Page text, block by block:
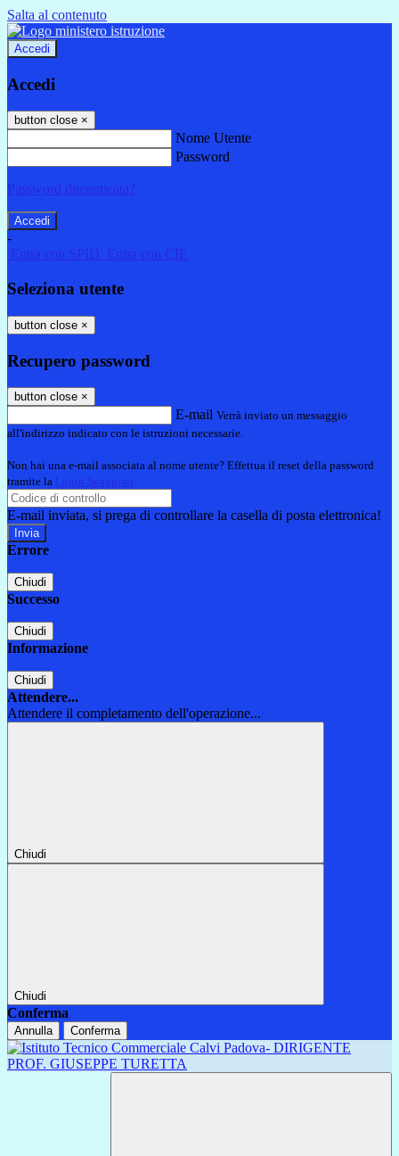
Salta al contenuto
Accedi
Accedi
button close ×
Nome Utente
Password
Password dimenticata?
-
Entra con SPID
Entra con CIE
Seleziona utente
button close ×
Recupero password
button close ×
E-mail Verrà inviato un messaggio
all'indirizzo indicato con le istruzioni necessarie.
Non hai una e-mail associata al nome utente? Effettua il reset della password
tramite la Login Spaggiari
E-mail inviata, si prega di controllare la casella di posta elettronica!
Errore
Chiudi
Successo
Chiudi
Informazione
Chiudi
Attendere...
Attendere il completamento dell'operazione...
Chiudi
Chiudi
Conferma
Annulla Conferma